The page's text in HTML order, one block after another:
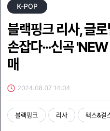
K-POP
블랙핑크 리사, 글
손잡다···신곡
매
2024.08.07 14:04
블랙핑크 리사 왝스&걸